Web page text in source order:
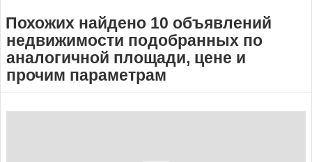
Похожих найдено 10 объявлений
недвижимости подобранных по
аналогичной площади, цене и
прочим параметрам